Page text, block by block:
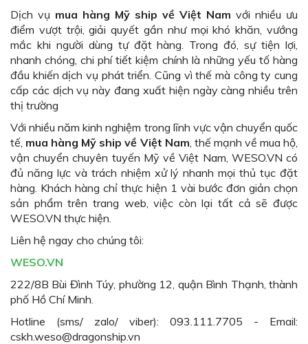
Dịch vụ mua hàng Mỹ ship về Việt Nam với nhiều ưu
điểm vượt trội, giải quyết gần như mọi khó khăn, vướng
mắc khi người dùng tự đặt hàng. Trong đó, sự tiện lợi,
nhanh chóng, chi phí tiết kiệm chính là những yếu tố hàng
đầu khiến dịch vụ phát triển. Cũng vì thế mà công ty cung
cấp các dịch vụ này đang xuất hiện ngày càng nhiều trên
thị trường
Với nhiều năm kinh nghiệm trong lĩnh vực vận chuyển quốc
tế, mua hàng Mỹ ship về Việt Nam , thế mạnh về mua hộ,
vận chuyển chuyên tuyến Mỹ về Việt Nam, WESO.VN có
đủ năng lực và trách nhiệm xử lý nhanh mọi thủ tục đặt
hàng. Khách hàng chỉ thực hiện 1 vài bước đơn giản chọn
sản phẩm trên trang web, việc còn lại tất cả sẽ được
WESO.VN thực hiện.
Liên hệ ngay cho chúng tôi:
WESO.VN
222/8B Bùi Đình Túy, phường 12, quận Bình Thạnh, thành
phố Hồ Chí Minh.
Hotline (sms/ zalo/ viber): 093.111.7705 - Email:
cskh.weso@dragonship.vn